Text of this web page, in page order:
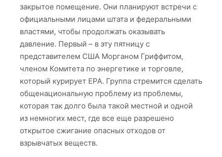
закрытое помещение. Они планируют встречи с
официальными лицами штата и федеральными
властями, чтобы продолжать оказывать
давление. Первый – в эту пятницу с
представителем США Морганом Гриффитом,
членом Комитета по энергетике и торговле,
который курирует EPA. Группа стремится сделать
общенациональную проблему из проблемы,
которая так долго была такой местной и одной
из немногих мест, где все еще разрешено
открытое сжигание опасных отходов от
взрывчатых веществ.